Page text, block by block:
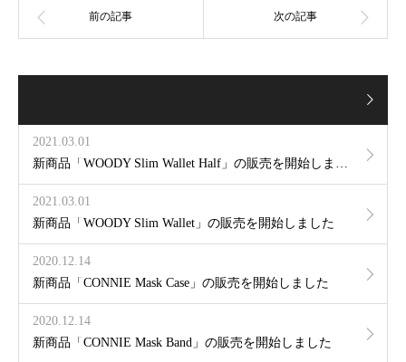
2021.03.01
2021.03.01
新商品「WOODY Slim Wallet」の販売を開始しました
2020.12.14
新商品「CONNIE Mask Case」の販売を開始しました
2020.12.14
新商品「CONNIE Mask Band」の販売を開始しました